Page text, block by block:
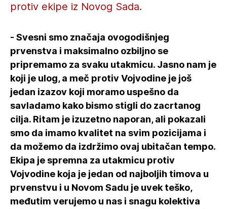
protiv ekipe iz Novog Sada.
- Svesni smo značaja ovogodišnjeg
prvenstva i maksimalno ozbiljno se
pripremamo za svaku utakmicu. Jasno nam je
koji je ulog, a meč protiv Vojvodine je još
jedan izazov koji moramo uspešno da
savladamo kako bismo stigli do zacrtanog
cilja. Ritam je izuzetno naporan, ali pokazali
smo da imamo kvalitet na svim pozicijama i
da možemo da izdržimo ovaj ubitačan tempo.
Ekipa je spremna za utakmicu protiv
Vojvodine koja je jedan od najboljih timova u
prvenstvu i u Novom Sadu je uvek teško,
međutim verujemo u nas i snagu kolektiva